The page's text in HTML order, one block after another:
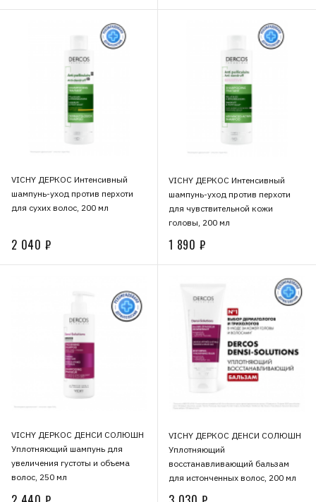
VICHY ДЕРКОС Интенсивный
шампунь-уход против перхоти
для сухих волос, 200 мл
2 040 ₽
VICHY ДЕРКОС Интенсивный
шампунь-уход против перхоти
для чувствительной кожи
головы, 200 мл
1 890 ₽
VICHY ДЕРКОС ДЕНСИ СОЛЮШН
Уплотняющий шампунь для
увеличения густоты и объема
волос, 250 мл
VICHY ДЕРКОС ДЕНСИ СОЛЮШН
Уплотняющий
восстанавливающий бальзам
для истонченных волос, 200 мл